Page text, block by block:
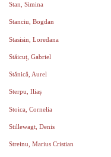
Stan, Simina
Stanciu, Bogdan
Stasisin, Loredana
Stăicuț, Gabriel
Stănică, Aurel
Sterpu, Iliaș
Stoica, Cornelia
Stillewagt, Denis
Streinu, Marius Cristian